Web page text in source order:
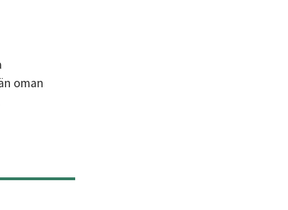
oman